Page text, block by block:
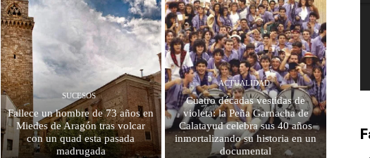
SUCESOS
Fallece un hombre de 73 años en
Miedes de Aragón tras volcar
con un quad esta pasada
madrugada
ACTUALIDAD
Cuatro décadas vestidas de
violeta: la Peña Garnacha de
Calatayud celebra sus 40 años
inmortalizando su historia en un
documental